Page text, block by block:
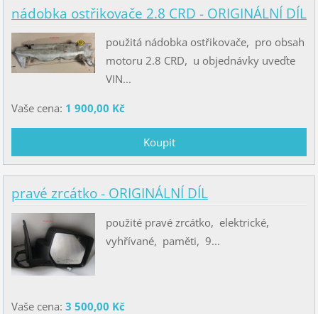
nádobka ostřikovače 2.8 CRD - ORIGINÁLNÍ DÍL
použitá nádobka ostřikovače, pro obsah
motoru 2.8 CRD, u objednávky uveďte
VIN...
Vaše cena: 1 900,00 Kč
pravé zrcátko - ORIGINÁLNÍ DÍL
použité pravé zrcátko, elektrické,
vyhřívané, paměti, 9...
Vaše cena: 3 500,00 Kč